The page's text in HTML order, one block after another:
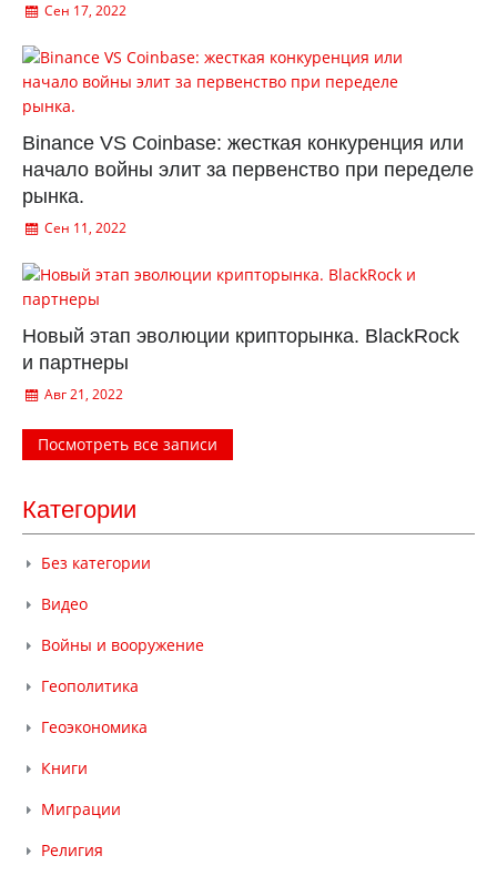
Сен 17, 2022
Binance VS Coinbase: жесткая конкуренция или
начало войны элит за первенство при переделе
рынка.
Сен 11, 2022
Новый этап эволюции крипторынка. BlackRock
и партнеры
Авг 21, 2022
Посмотреть все записи
Категории
Без категории
Видео
Войны и вооружение
Геополитика
Геоэкономика
Книги
Миграции
Религия